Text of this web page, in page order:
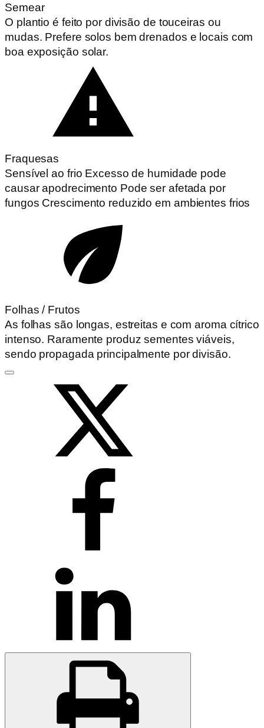
Semear
O plantio é feito por divisão de touceiras ou
mudas. Prefere solos bem drenados e locais com
boa exposição solar.
Fraquesas
Sensível ao frio Excesso de humidade pode
causar apodrecimento Pode ser afetada por
fungos Crescimento reduzido em ambientes frios
Folhas / Frutos
As folhas são longas, estreitas e com aroma cítrico
intenso. Raramente produz sementes viáveis,
sendo propagada principalmente por divisão.